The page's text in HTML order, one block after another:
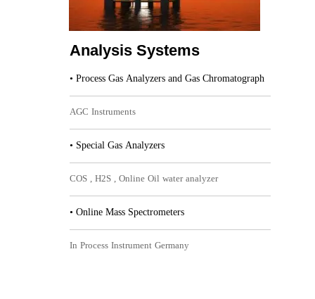
Analysis Systems​​​​​​​
• Process Gas Analyzers and Gas Chromatograph
• Special Gas Analyzers
• Online Mass Spectrometers
AGC Instruments​​​​​​​
COS , H2S , Online Oil water analyzer​​​​​​​
In Process Instrument Germany​​​​​​​